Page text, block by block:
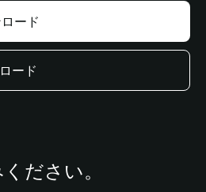
ード
ード
ださい。